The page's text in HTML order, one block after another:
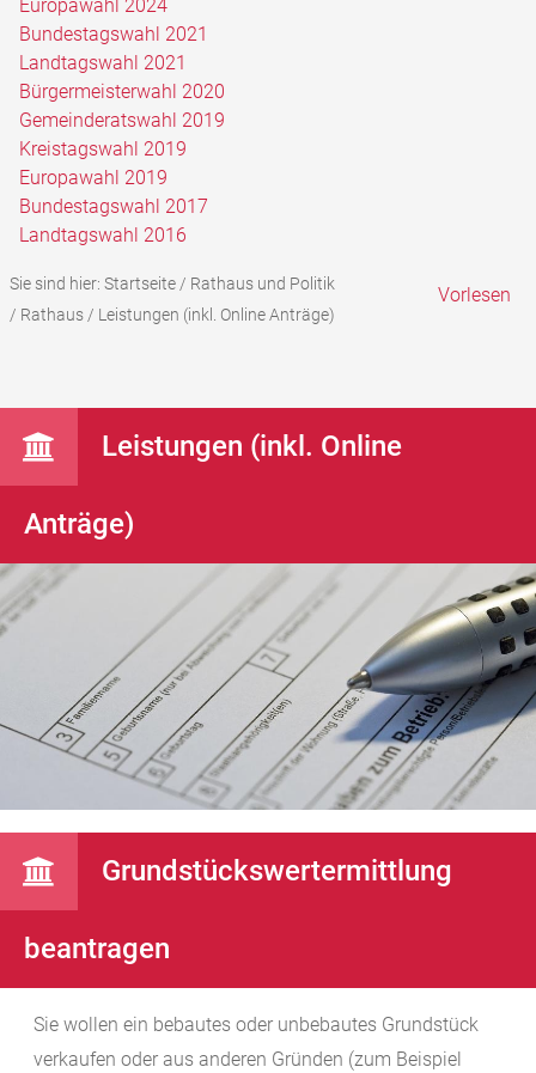
Europawahl 2024
Bundestagswahl 2021
Landtagswahl 2021
Bürgermeisterwahl 2020
Gemeinderatswahl 2019
Kreistagswahl 2019
Europawahl 2019
Bundestagswahl 2017
Landtagswahl 2016
Sie sind hier: Startseite/ Rathaus und Politik
/ Rathaus/ Leistungen (inkl. Online Anträge)
Vorlesen
Leistungen (inkl. Online
Anträge)
Grundstückswertermittlung
beantragen
Sie wollen ein bebautes oder unbebautes Grundstück
verkaufen oder aus anderen Gründen (zum Beispiel